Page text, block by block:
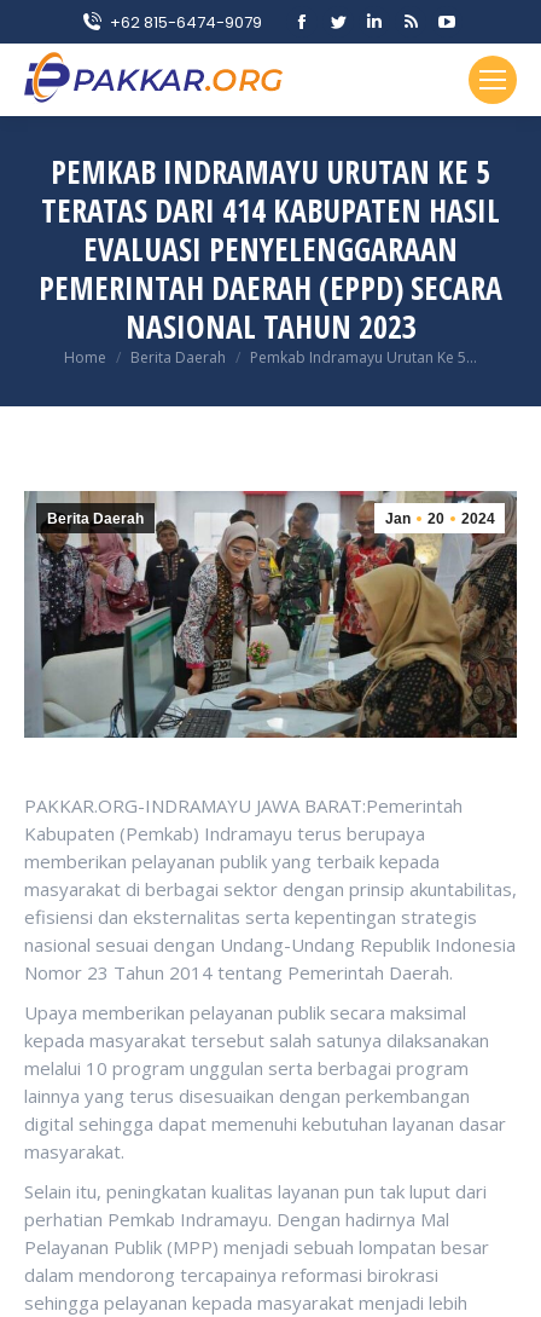
+62 815-6474-9079
Facebook
in
window
Twitter
in
window
Linkedin
in
window
Rss
opens
in
window
YouTube
page
opens
in
window
PEMKAB INDRAMAYU URUTAN KE 5
TERATAS DARI 414 KABUPATEN HASIL
EVALUASI PENYELENGGARAAN
PEMERINTAH DAERAH (EPPD) SECARA
NASIONAL TAHUN 2023
You are here:
Home Berita Daerah Pemkab Indramayu Urutan Ke 5…
Jan 20 2024
Berita Daerah
PAKKAR.ORG-INDRAMAYU JAWA BARAT:Pemerintah
Kabupaten (Pemkab) Indramayu terus berupaya
memberikan pelayanan publik yang terbaik kepada
masyarakat di berbagai sektor dengan prinsip akuntabilitas,
efisiensi dan eksternalitas serta kepentingan strategis
nasional sesuai dengan Undang-Undang Republik Indonesia
Nomor 23 Tahun 2014 tentang Pemerintah Daerah.
Upaya memberikan pelayanan publik secara maksimal
kepada masyarakat tersebut salah satunya dilaksanakan
melalui 10 program unggulan serta berbagai program
lainnya yang terus disesuaikan dengan perkembangan
digital sehingga dapat memenuhi kebutuhan layanan dasar
masyarakat.
Selain itu, peningkatan kualitas layanan pun tak luput dari
perhatian Pemkab Indramayu. Dengan hadirnya Mal
Pelayanan Publik (MPP) menjadi sebuah lompatan besar
dalam mendorong tercapainya reformasi birokrasi
sehingga pelayanan kepada masyarakat menjadi lebih